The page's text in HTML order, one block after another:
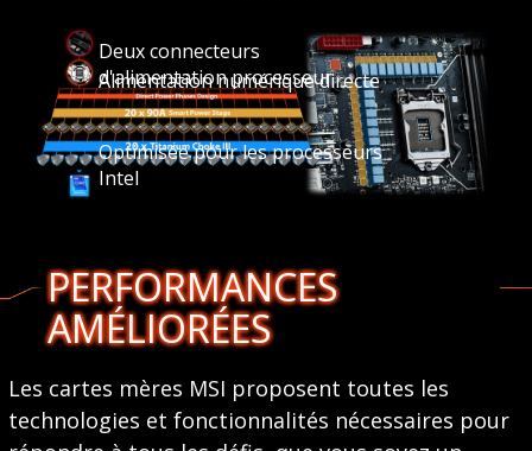
Deux connecteurs
d'alimentation processeur
Alimentation numérique directe
Optimisée pour les processeurs
Intel
PERFORMANCES
AMÉLIORÉES
Les cartes mères MSI proposent toutes les
technologies et fonctionnalités nécessaires pour